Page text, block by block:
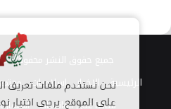
جميع حقوق النشر محفوظة 2026 |
الرئيسية
الاخبار اسلاميات
قناتنا على الواتساب
نحن نستخدم ملفات تعريف
على الموقع. يرجى اختيار